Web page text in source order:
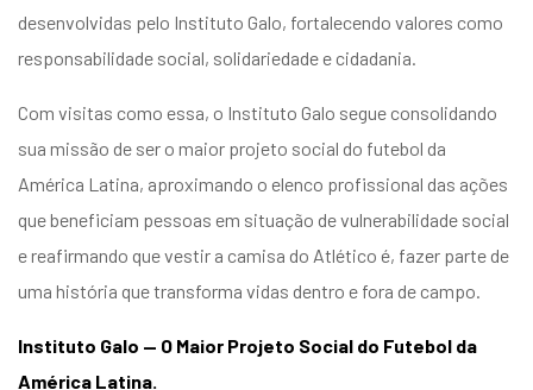
desenvolvidas pelo Instituto Galo, fortalecendo valores como
responsabilidade social, solidariedade e cidadania.
Com visitas como essa, o Instituto Galo segue consolidando
sua missão de ser o maior projeto social do futebol da
América Latina, aproximando o elenco profissional das ações
que beneficiam pessoas em situação de vulnerabilidade social
e reafirmando que vestir a camisa do Atlético é, fazer parte de
uma história que transforma vidas dentro e fora de campo.
Instituto Galo — O Maior Projeto Social do Futebol da
América Latina.